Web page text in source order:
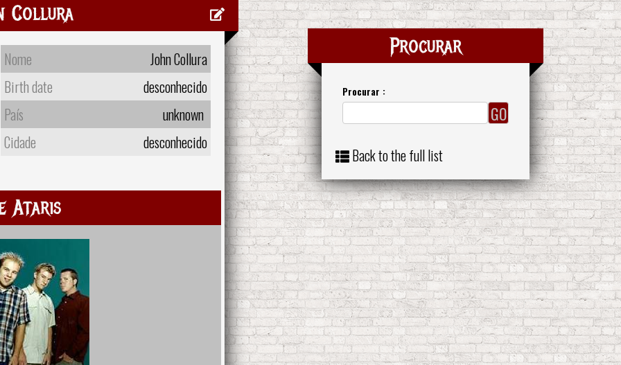
Collura
Nome
John Collura
Birth date
desconhecido
País
unknown
Cidade
desconhecido
Ataris
Procurar
Procurar :
Back to the full list